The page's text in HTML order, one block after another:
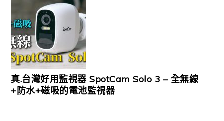
真.台灣好用監視器 SpotCam Solo 3 – 全無線
+防水+磁吸的電池監視器